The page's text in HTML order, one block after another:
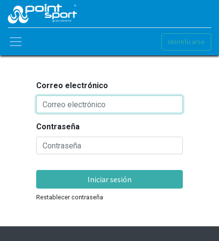
Identificarse
Correo electrónico
Contraseña
Iniciar sesión
Restablecer contraseña